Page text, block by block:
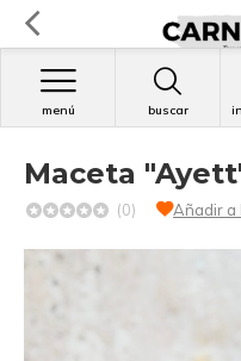
buscar
menú
Maceta
(0) Añadir a